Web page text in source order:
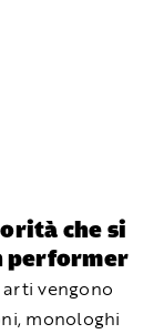
che si
performer
vengono
monologhi